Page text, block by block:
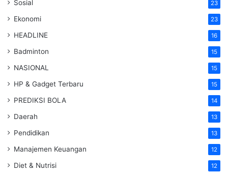
Sosial 23
Ekonomi 23
HEADLINE 16
Badminton 15
NASIONAL 15
HP & Gadget Terbaru 15
PREDIKSI BOLA 14
Daerah 13
Pendidikan 13
Manajemen Keuangan 12
Diet & Nutrisi 12